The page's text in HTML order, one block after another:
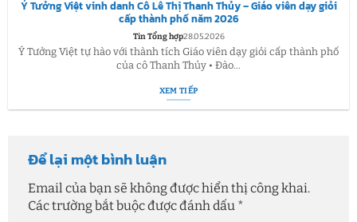
Ý Tưởng Việt vinh danh Cô Lê Thị Thanh Thủy – Giáo viên dạy giỏi
cấp thành phố năm 2026
Tin Tổng hợp28.05.2026
Ý Tưởng Việt tự hào với thành tích Giáo viên dạy giỏi cấp thành phố
của cô Thanh Thủy • Đào...
XEM TIẾP
Để lại một bình luận
Email của bạn sẽ không được hiển thị công khai.
Các trường bắt buộc được đánh dấu *